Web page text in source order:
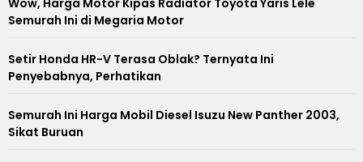
Wow, Harga Motor Kipas Radiator Toyota Yaris Lele
Semurah Ini di Megaria Motor
Setir Honda HR-V Terasa Oblak? Ternyata Ini
Penyebabnya, Perhatikan
Semurah Ini Harga Mobil Diesel Isuzu New Panther 2003,
Sikat Buruan